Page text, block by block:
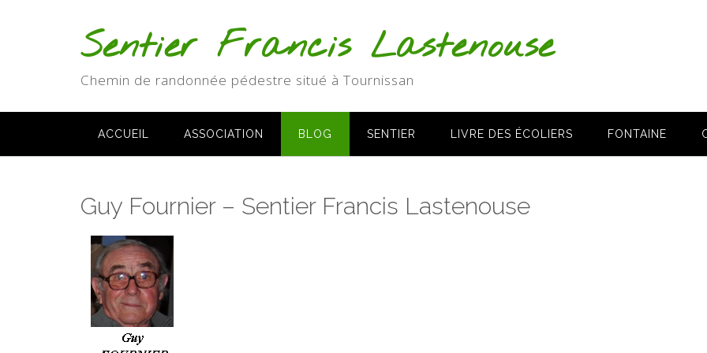
Sentier Francis Lastenouse
Chemin de randonnée pédestre situé à Tournissan
ACCUEIL ASSOCIATION BLOG SENTIER LIVRE DES ÉCOLIERS FONTAINE
Guy Fournier – Sentier Francis Lastenouse